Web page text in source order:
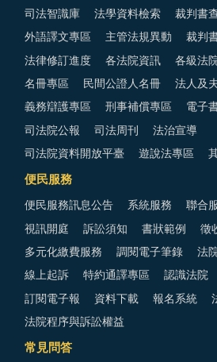
司法智識庫 法學資料檢索 裁判書
外語譯文專區 主管法規異動 裁判
法律修訂進度 各法院資訊 各級法
名冊專區 民間公證人名冊 法人及
義務辯護專區 刑事補償專區 電子
司法院公報 司法周刊 法治宣導
司法院資料開放平臺 遊說法專區
便民服務
便民服務訊息公告 系統服務 聯合
視訊開庭 訴訟須知 書狀範例 徵
多元化繳費服務 調閱電子筆錄 法
線上起訴 特約通譯專區 認識法院
訂閱電子報 資料下載 報名系統
法院程序與訴訟權益
常見問答